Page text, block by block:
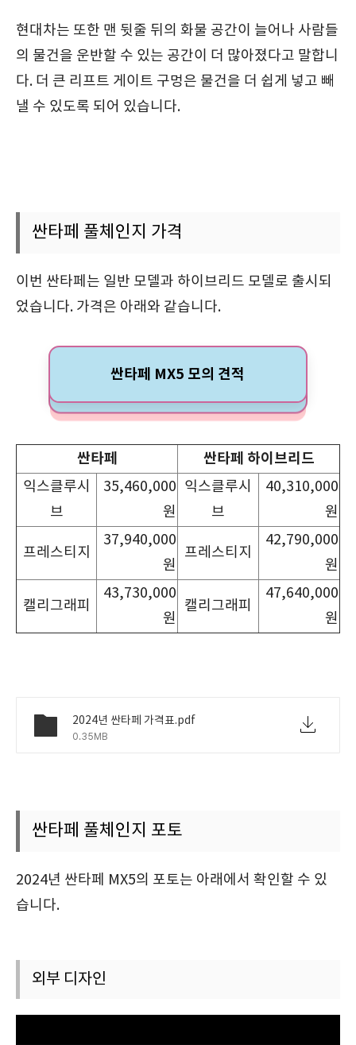
현대차는 또한 맨 뒷줄 뒤의 화물 공간이 늘어나 사람들
의 물건을 운반할 수 있는 공간이 더 많아졌다고 말합니
다. 더 큰 리프트 게이트 구멍은 물건을 더 쉽게 넣고 빼
낼 수 있도록 되어 있습니다.
싼타페 풀체인지 가격
이번 싼타페는 일반 모델과 하이브리드 모델로 출시되
었습니다. 가격은 아래와 같습니다.
싼타페 MX5 모의 견적
싼타페 싼타페 하이브리드
익스클루시
브
35,460,000
원
익스클루시
브
40,310,000
원
프레스티지
37,940,000
원
프레스티지
42,790,000
원
캘리그래피
43,730,000
원
캘리그래피
47,640,000
원
2024년 싼타페 가격표.pdf
0.35MB
싼타페 풀체인지 포토
2024년 싼타페 MX5의 포토는 아래에서 확인할 수 있
습니다.
외부 디자인